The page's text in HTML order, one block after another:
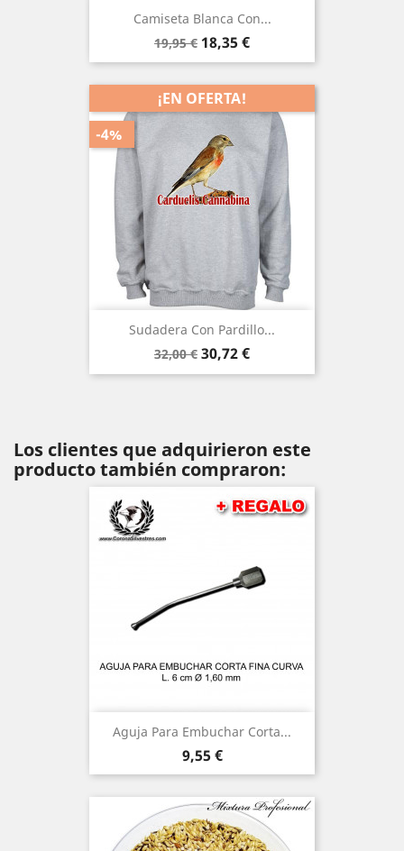
Camiseta Blanca Con...
Precio
base
19,95 € Precio
18,35 €
Sudadera Con Pardillo...
Precio
base
32,00 € Precio
30,72 €
¡EN OFERTA!
-4%
Los clientes que adquirieron este
producto también compraron:
Aguja Para Embuchar Corta...
Precio
9,55 €